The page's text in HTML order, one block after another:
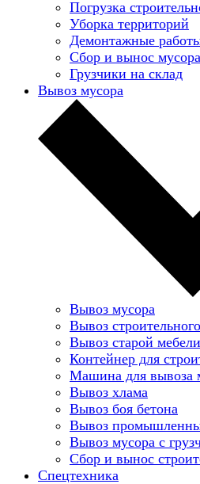
Погрузка
Уборка территорий
Демонтажные
Сбор и вынос мусора
Грузчики на склад
Вывоз мусора
Вывоз мусора
Вывоз
Вывоз старой мебели
Контейнер для
Машина для вывоза
Вывоз хлама
Вывоз боя бетона
Вывоз
Вывоз мусора с
Сбор и вынос
Спецтехника